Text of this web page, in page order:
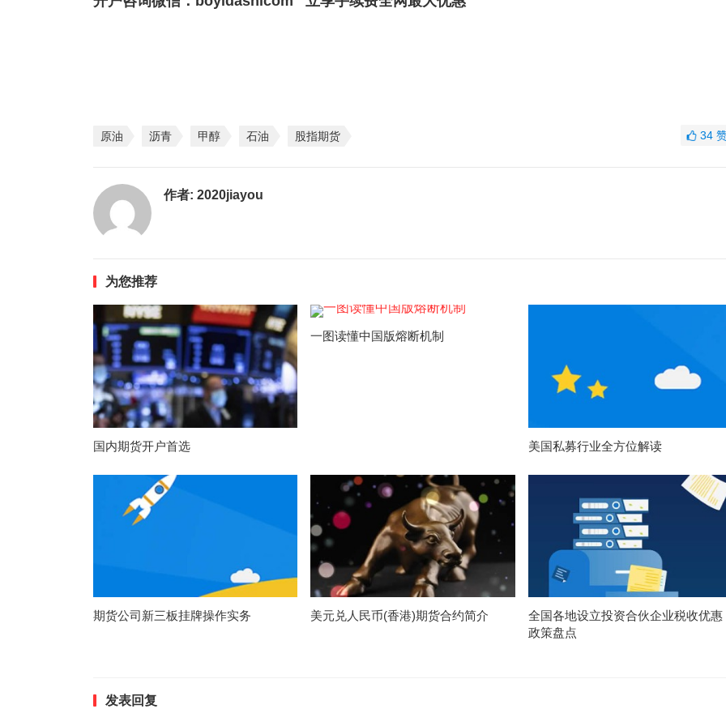
原油 沥青 甲醇 石油 股指期货 34
作者: 2020jiayou
为您推荐
国内期货开户首选
一图读懂中国版熔断机制
美国私募行业全方位解读
期货公司新三板挂牌操作实务 美元兑人民币(香港)期货合约简介
全国各地设立投资合伙企业税收优惠
政策盘点
发表回复